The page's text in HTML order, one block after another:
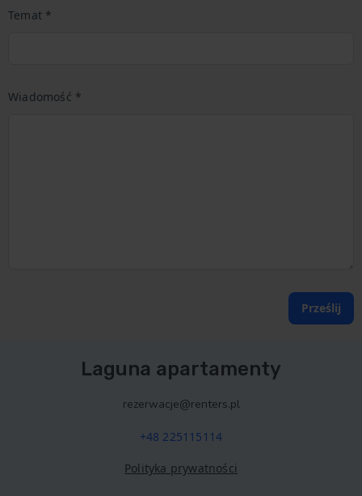
Temat *
Wiadomość *
Prześlij
Laguna apartamenty
rezerwacje@renters.pl
+48 225115114
Polityka prywatności